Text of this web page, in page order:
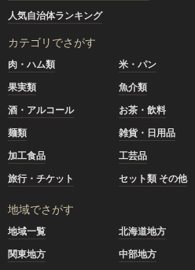
人気自治体ランキング
カテゴリでさがす
肉・ハム類 米・パン
果実類
魚介類
酒・アルコール
お茶・飲料
麺類
雑貨・日用品
加工食品
工芸品
旅行・チケット
セット類 その他
地域でさがす
地域一覧 北海道地方
関東地方
中部地方